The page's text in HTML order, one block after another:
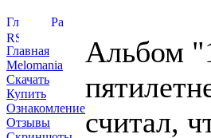
Главная
Melomania
Скачать
Купить
Ознакомление
Отзывы
Альбом
считал,